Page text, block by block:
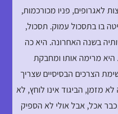
לאגרופים, פניו מכורכמות,
בו בתסכול עמוק. תסכול,
בשנה האחרונה. היא כה
היא מרימה אותו ומחבקת
הצרכים הבסיסיים שצריך
לא מזמן, הביגוד אינו לוחץ, לא
אכל, אבל אולי לא הספיק